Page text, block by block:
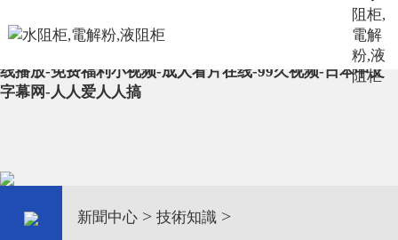
麻豆免费观看-天堂中文在线观看-加勒比一区二区-国产
videos-成人一区二区在线观看-国产精品久久久久久亚洲毛
片-君岛美绪在线-欧美第四页-性欧美又大又长又硬-少妇在
线播放-免费福利小视频-成人看片在线-99久视频-日本中文
字幕网-人人爱人人搞
新聞中心> 技術知識>